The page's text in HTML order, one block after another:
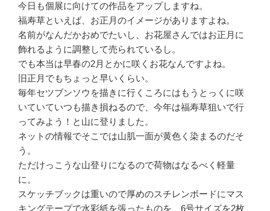
今日も個展に向けての作品をアップしますね。
福寿草といえば、お正月のイメージがありますよね。
名前がなんだかおめでたいし、お花屋さんではお正月に
飾れるように調整して売られているし。
でも本当は早春の2月とかに咲くお花なんですよね。
旧正月でもちょっと早いくらい。
毎年セツブンソウを描きに行くころにはもうとっくに咲
いていていつも描き損ねるので、今年は福寿草狙いで行
ってみよう！と山に登りました。
ネットの情報でそこでは山肌一面が黄色く染まるのだそ
う。
ただけっこうな山登りになるので荷物はなるべく軽量
に。
スケッチブックは重いので厚めのスチレンボードにマス
キングテープで水彩紙を張ったものを、6号サイズを2枚